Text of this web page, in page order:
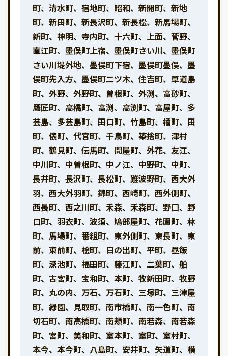
町、清水町、宿地町、昭和、新開町、新地
町、新田町、新長沢町、新長松、新馬場町、
新町、神明、寺内町、十六町、上面、菅野、
直江町、墨俣町上宿、墨俣町さい川、墨俣町
さい川堤外地、墨俣町下宿、墨俣町墨俣、墨
俣町先入方、墨俣町二ツ木、住吉町、草道島
町、外野、外野町、曽根町、外渕、高砂町、
鷹匠町、高橋町、高渕、高渕町、高屋町、多
芸島、多芸島町、田口町、竹島町、橘町、田
町、俵町、代官町、千鳥町、築捨町、津村
町、鶴見町、伝馬町、問屋町、外花、友江、
中川町、中曽根町、中ノ江、中野町、中町、
長井町、長沢町、長松町、難波野町、西大外
羽、西大外羽町、錦町、西崎町、西外側町、
西長町、西之川町、禾森、禾森町、野口、野
口町、羽衣町、波須、鳩部屋町、花園町、林
町、馬場町、番組町、東外側町、東長町、東
前、東前町、桧町、日の出町、平町、昼飯
町、深池町、福田町、藤江町、二葉町、船
町、古宮町、宝和町、本町、牧新田町、牧野
町、丸の内、万石、万石町、三塚町、三津屋
町、緑園、見取町、南市橋町、南一色町、南
切石町、南高橋町、南頬町、南若森、南若森
町、宮町、美和町、室本町、室町、室村町、
本今、本今町、八島町、安井町、矢道町、横